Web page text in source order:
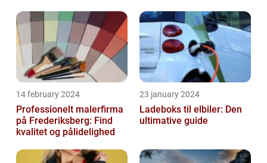
14 february 2024
Professionelt malerfirma
på Frederiksberg: Find
kvalitet og pålidelighed
23 january 2024
Ladeboks til elbiler: Den
ultimative guide